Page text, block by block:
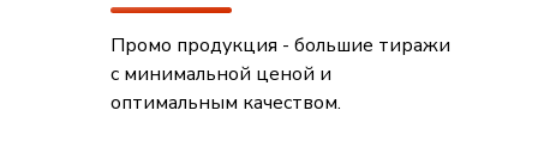
Промо продукция - большие тиражи
с минимальной ценой и
оптимальным качеством.